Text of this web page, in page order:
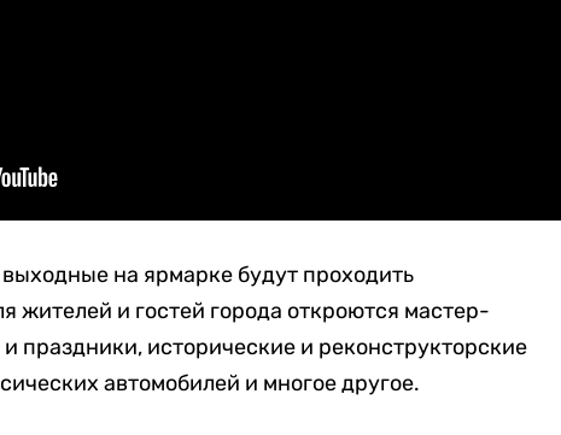
на ярмарке будут проходить
жителей и гостей города откроются мастер-
праздники, исторические и реконструкторские
автомобилей и многое другое.